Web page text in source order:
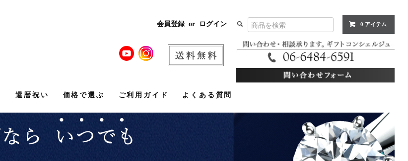
会員登録 or ログイン 0 アイテム
還暦祝い 価格で選ぶ ご利用ガイド よくある質問